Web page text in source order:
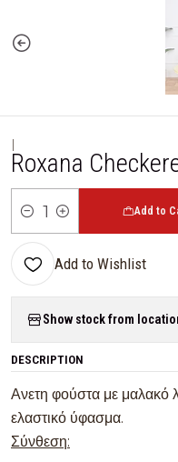
|
Roxana
Quantity
Add to
Add to Wishlist
Show stock from
DESCRIPTION
Ανετη φούστα με μαλακό
ελαστικό ύφασμα.
Σύνθεση: